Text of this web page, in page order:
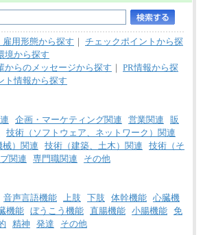
用形態から探す ｜ チェックポイントから探
境から探す
からのメッセージから探す ｜ PR情報から探
ト情報から探す
企画・マーケティング関連 営業関連
販
技術（ソフトウェア、ネットワーク）関連
）関連
技術（建築、土木）関連
技術（そ
関連 専門職関連 その他
音声言語機能 上肢 下肢 体幹機能 心臓機
機能 ぼうこう機能 直腸機能 小腸機能 免
精神 発達 その他